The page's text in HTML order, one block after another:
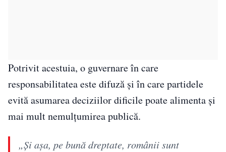
Potrivit acestuia, o guvernare în care
responsabilitatea este difuză și în care partidele
evită asumarea deciziilor dificile poate alimenta și
mai mult nemulțumirea publică.
„Și așa, pe bună dreptate, românii sunt